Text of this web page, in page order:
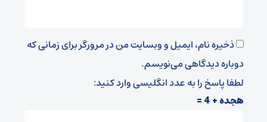
ذخیره نام، ایمیل و وبسایت من در مرورگر برای زمانی که
دوباره دیدگاهی می‌نویسم.
لطفا پاسخ را به عدد انگلیسی وارد کنید:
هجده + 4 =